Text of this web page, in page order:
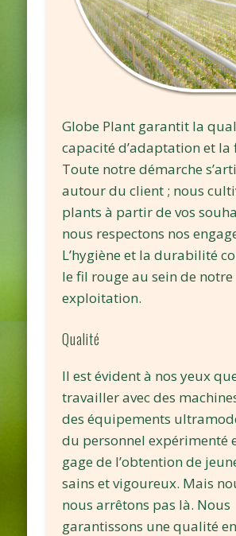
Globe Plant garantit la
capacité d’adaptation et
Toute notre démarche
autour du client ; nous
plants à partir de vos
nous respectons nos
L’hygiène et la durabilité
le fil rouge au sein de notre
exploitation.
Qualité
Il est évident à nos yeux
travailler avec des
des équipements
du personnel expérimenté
gage de l’obtention de
sains et vigoureux. Mais
nous arrêtons pas là. Nous
garantissons une qualité en